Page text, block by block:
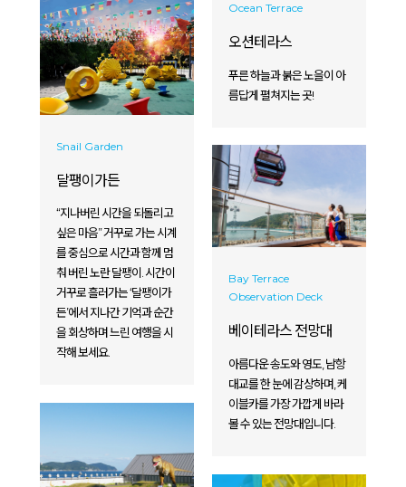
Ocean Terrace
오션테라스
푸른 하늘과 붉은 노을이 아
름답게 펼쳐지는 곳!
Snail Garden
달팽이가든
“지나버린 시간을 되돌리고
싶은 마음” 거꾸로 가는 시계
를 중심으로 시간과 함께 멈
춰 버린 노란 달팽이. 시간이
거꾸로 흘러가는 ‘달팽이가
든’에서 지나간 기억과 순간
을 회상하며 느린 여행을 시
작해 보세요.
Bay Terrace
Observation Deck
베이테라스 전망대
아름다운 송도와 영도, 남항
대교를 한 눈에 감상하며, 케
이블카를 가장 가깝게 바라
볼 수 있는 전망대입니다.